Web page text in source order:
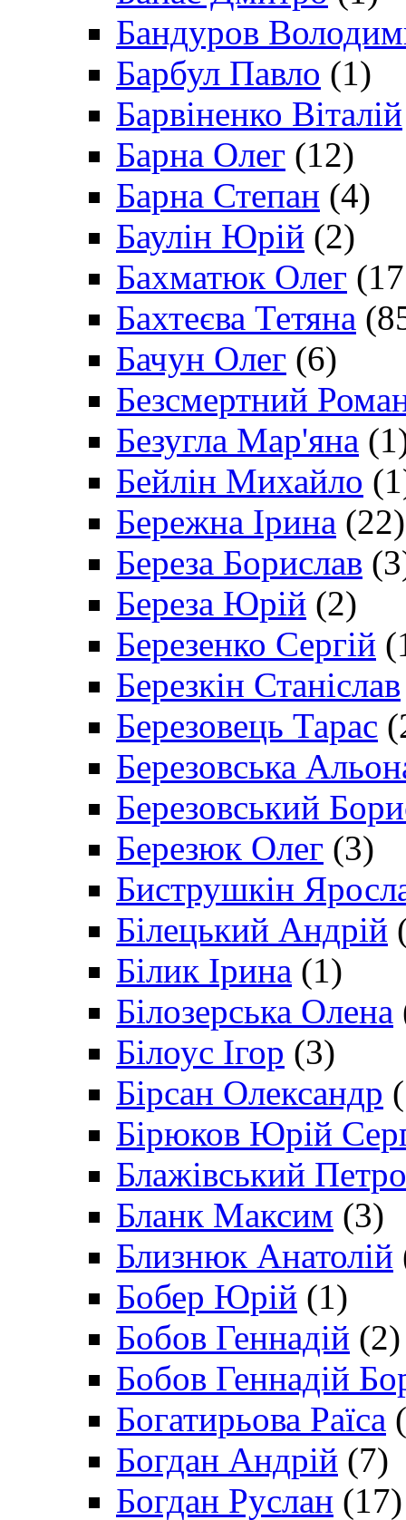
Бандуров
Барбул Павло (1)
Барвіненко Віталій
Барна Олег (12)
Барна Степан (4)
Баулін Юрій (2)
Бахматюк Олег
Бахтеєва Тетяна
Бачун Олег (6)
Безсмертний
Безугла Мар'яна
Бейлін Михайло
Бережна Ірина (22)
Береза Борислав
Береза Юрій (2)
Березенко Сергій
Березкін Станіслав
Березовець Тарас
Березовська
Березовський
Березюк Олег (3)
Биструшкін
Білецький Андрій
Білик Ірина (1)
Білозерська Олена
Білоус Ігор (3)
Бірсан Олександр
Бірюков Юрій
Блажівський Петро
Бланк Максим (3)
Близнюк Анатолій
Бобер Юрій (1)
Бобов Геннадій (2)
Бобов Геннадій
Богатирьова Раїса
Богдан Андрій (7)
Богдан Руслан (17)